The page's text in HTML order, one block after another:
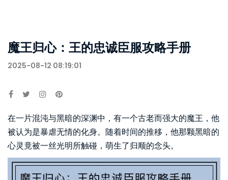
魔王归心：王的忠诚臣服攻略手册
2025-08-12 08:19:01
在一片混沌与黑暗的深渊中，有一个古老而强大的魔王，他
被认为是暴虐无情的化身。随着时间的推移，他那颗黑暗的
心灵竟被一丝光明所触碰，萌生了归顺的念头。